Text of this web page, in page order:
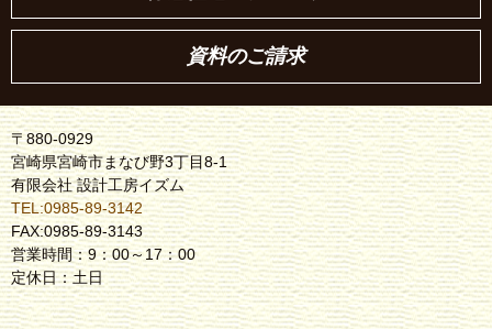
資料のご請求
〒880-0929
宮崎県宮崎市まなび野3丁目8-1
有限会社 設計工房イズム
TEL:0985-89-3142
FAX:0985-89-3143
営業時間：9：00～17：00
定休日：土日